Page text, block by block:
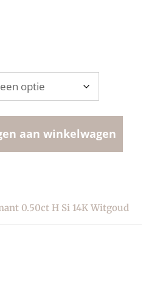
aan winkelwagen
0.50ct H Si 14K Witgoud